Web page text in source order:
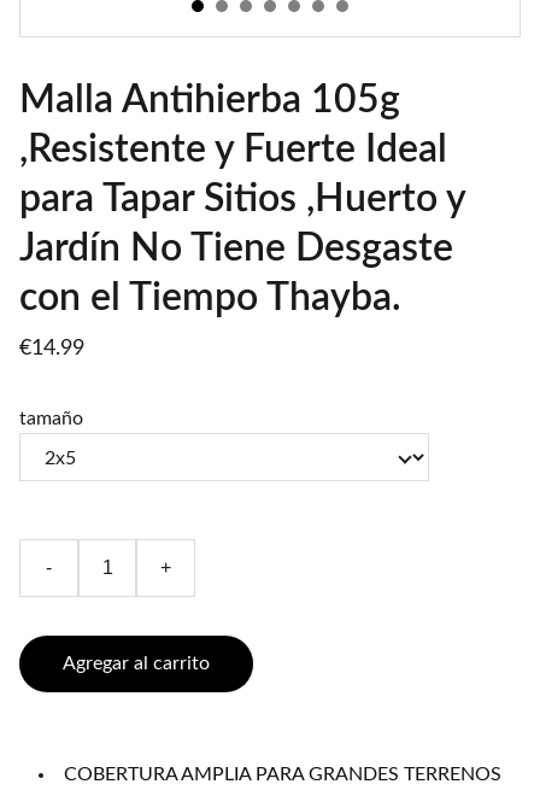
Malla Antihierba 105g
,Resistente y Fuerte Ideal
para Tapar Sitios ,Huerto y
Jardín No Tiene Desgaste
con el Tiempo Thayba.
€14.99
tamaño
- +
Agregar al carrito
COBERTURA AMPLIA PARA GRANDES TERRENOS